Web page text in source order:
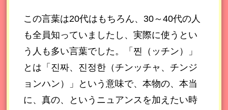
この言葉は20代はもちろん、30～40代の人
も全員知っていましたし、実際に使うとい
う人も多い言葉でした。「찐（ッチン）」
とは「진짜、진정한（チンッチャ、チンジ
ョンハン）」という意味で、本物の、本当
に、真の、というニュアンスを加えたい時